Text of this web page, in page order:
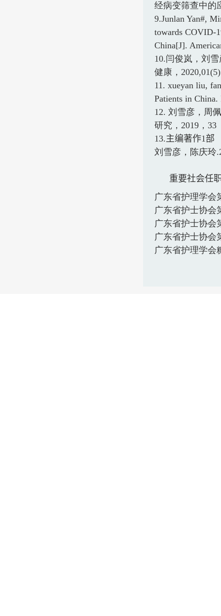
经病变筛查中的
9.Junlan Yan#,
towards COVID-
China[J].
10.闫俊岚，刘
健康，
11. xueyan liu,
Patients in China.
12. 刘雪彦，周
研究， 2019 ， 33
13.主编著作1 部
刘雪彦，陈庆玲
重要社会任
广东省护理学会
广东省护士协会
广东省护士协会
广东省护士协会
广东省护理学会